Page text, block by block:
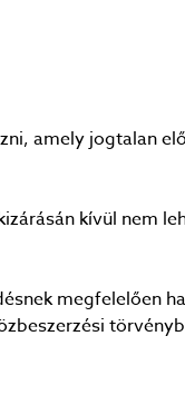
amely jogtalan
kívül nem
megfelelően